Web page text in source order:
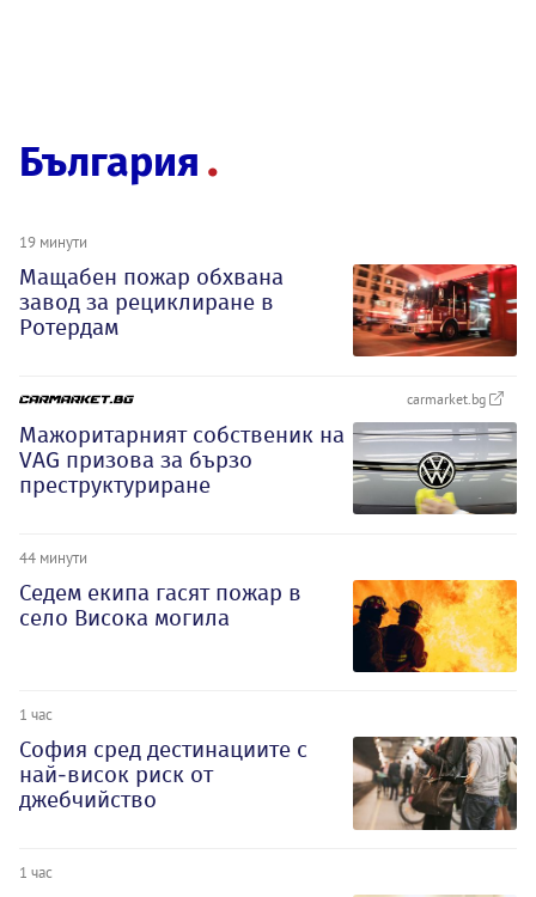
България
19 минути
Мащабен пожар обхвана
завод за рециклиране в
Ротердам
carmarket.bg
Мажоритарният собственик на
VAG призова за бързо
преструктуриране
44 минути
Седем екипа гасят пожар в
село Висока могила
1 час
София сред дестинациите с
най-висок риск от
джебчийство
1 час